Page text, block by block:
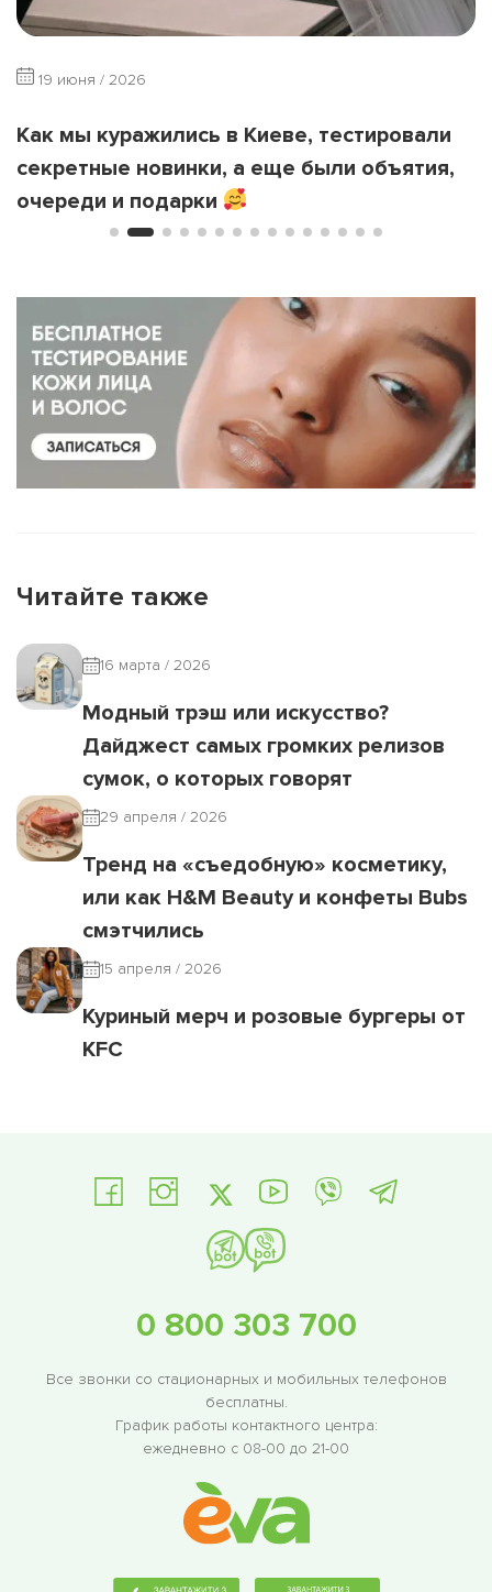
19 июня / 2026
Как мы куражились в Киеве, тестировали
секретные новинки, а еще были объятия,
очереди и подарки
Читайте также
16 марта / 2026
Модный трэш или искусство?
Дайджест самых громких релизов
сумок, о которых говорят
29 апреля / 2026
Тренд на «съедобную» косметику,
или как H&M Beauty и конфеты Bubs
смэтчились
15 апреля / 2026
Куриный мерч и розовые бургеры от
KFC
0 800 303 700
Все звонки со стационарных и мобильных телефонов
бесплатны.
График работы контактного центра:
ежедневно с 08-00 до 21-00